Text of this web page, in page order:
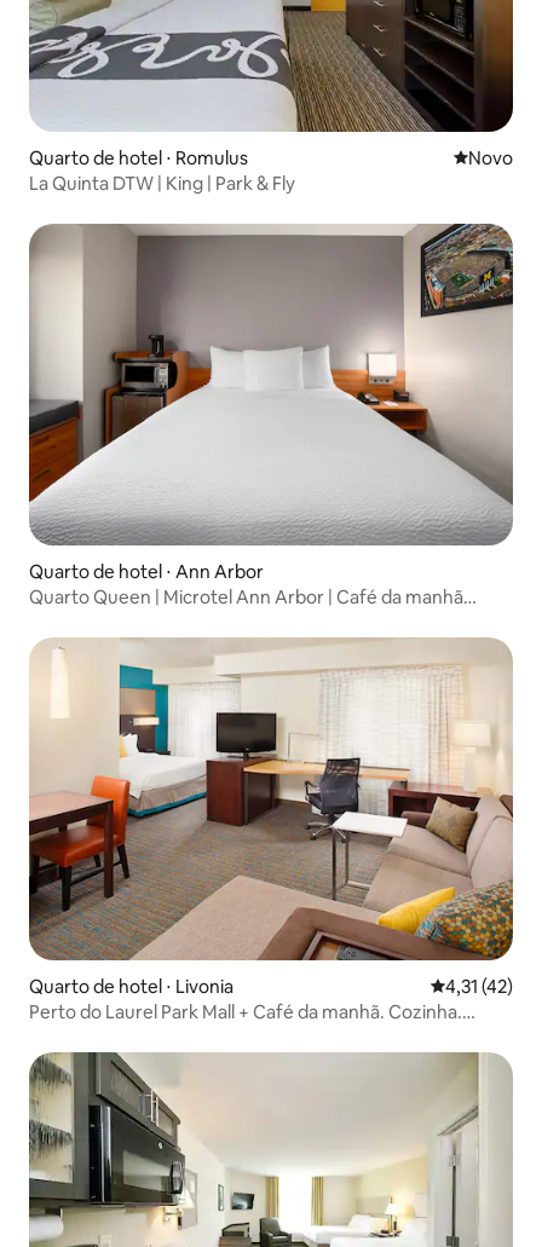
Quarto de hotel ⋅ Romulus Novo
Novo
La Quinta DTW | King | Park & Fly
Quarto de hotel ⋅ Ann Arbor
Quarto Queen | Microtel Ann Arbor | Café da manhã
Quarto de hotel ⋅ Livonia 4,31 de uma
4,31 (42)
Perto do Laurel Park Mall + Café da manhã. Cozinha.